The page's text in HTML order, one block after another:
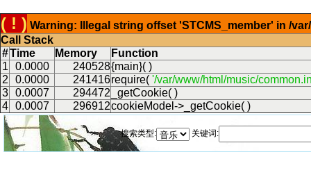
( ! ) Warning: Illegal string offset 'STCMS_member' in /
Call Stack
#Time Memory
Function
1
0.0000 240528{main}( )
2
0.0000 241416require( '/var/www/html/music/
3
0.0007 294472
_getCookie( )
4
0.0007 296912cookieModel->_getCookie( )
搜索类型: 关键词: